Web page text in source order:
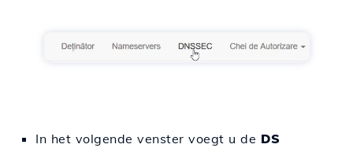
In het volgende venster voegt u de DS